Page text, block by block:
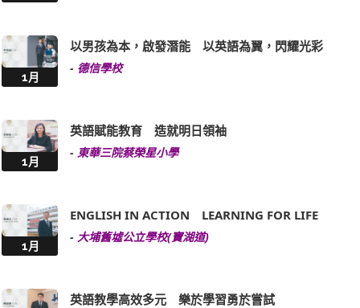
1月
以男孩為本，啟發潛能 以英語為翼，閃耀光彩
- 德信學校
1月
英語賦能教育 造就明日領袖
- 東華三院蔡榮星小學
1月
ENGLISH IN ACTION LEARNING FOR LIFE
- 大埔舊墟公立學校(寶湖道)
英語教學高效多元 樂於學習勇於嘗試